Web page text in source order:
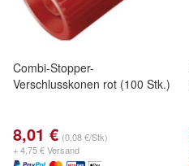
Combi-Stopper-
Verschlusskonen rot (100 Stk.)
8,01 € (0,08 €/Stk)
+ 4,75 € Versand